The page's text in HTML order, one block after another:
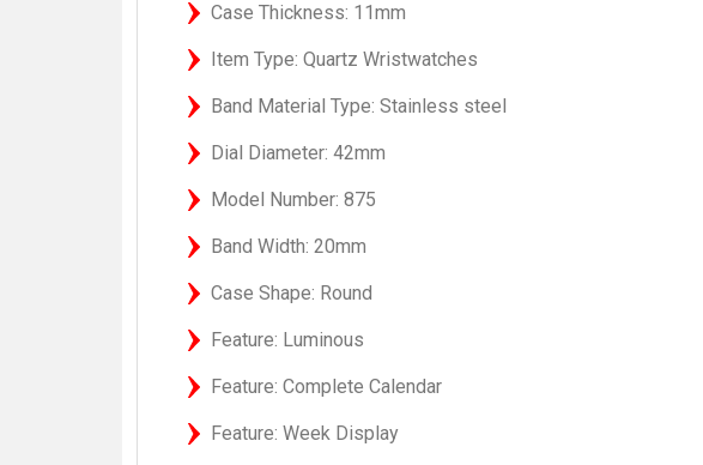
Case Thickness: 11mm
Item Type: Quartz Wristwatches
Band Material Type: Stainless steel
Dial Diameter: 42mm
Model Number: 875
Band Width: 20mm
Case Shape: Round
Feature: Luminous
Feature: Complete Calendar
Feature: Week Display